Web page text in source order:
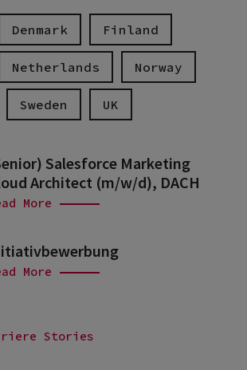
Denmark Finland
Netherlands Norway
Sweden UK
Salesforce Marketing
Architect (m/w/d), DACH
More
More
Stories